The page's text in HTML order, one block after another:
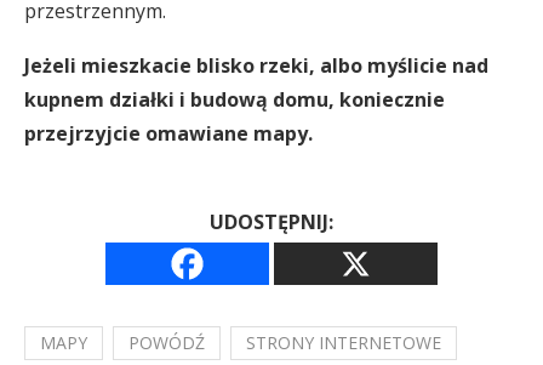
przestrzennym.
Jeżeli mieszkacie blisko rzeki, albo myślicie nad
kupnem działki i budową domu, koniecznie
przejrzyjcie omawiane mapy.
UDOSTĘPNIJ:
MAPY POWÓDŹ STRONY INTERNETOWE